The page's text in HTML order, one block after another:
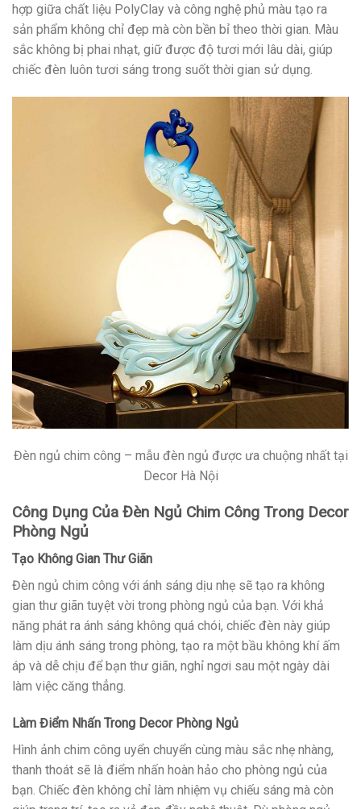
hợp giữa chất liệu PolyClay và công nghệ phủ màu tạo ra
sản phẩm không chỉ đẹp mà còn bền bỉ theo thời gian. Màu
sắc không bị phai nhạt, giữ được độ tươi mới lâu dài, giúp
chiếc đèn luôn tươi sáng trong suốt thời gian sử dụng.
Đèn ngủ chim công – mẫu đèn ngủ được ưa chuộng nhất tại
Decor Hà Nội
Công Dụng Của Đèn Ngủ Chim Công Trong Decor
Phòng Ngủ
Tạo Không Gian Thư Giãn
Đèn ngủ chim công với ánh sáng dịu nhẹ sẽ tạo ra không
gian thư giãn tuyệt vời trong phòng ngủ của bạn. Với khả
năng phát ra ánh sáng không quá chói, chiếc đèn này giúp
làm dịu ánh sáng trong phòng, tạo ra một bầu không khí ấm
áp và dễ chịu để bạn thư giãn, nghỉ ngơi sau một ngày dài
làm việc căng thẳng.
Làm Điểm Nhấn Trong Decor Phòng Ngủ
Hình ảnh chim công uyển chuyển cùng màu sắc nhẹ nhàng,
thanh thoát sẽ là điểm nhấn hoàn hảo cho phòng ngủ của
bạn. Chiếc đèn không chỉ làm nhiệm vụ chiếu sáng mà còn